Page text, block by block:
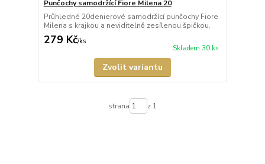
Punčochy samodržící Fiore Milena 20
Průhledné 20denierové samodržící punčochy Fiore
Milena s krajkou a neviditelně zesílenou špičkou.
279 Kč/ks
Skladem 30 ks
Zvolit variantu
strana z 1